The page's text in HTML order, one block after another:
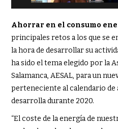
Ahorrar en el consumo
principales retos a los que se
la hora de desarrollar su
ha sido el tema elegido por la
Salamanca, AESAL, para un
perteneciente al calendario de
desarrolla durante 2020.
“El coste de la energía de